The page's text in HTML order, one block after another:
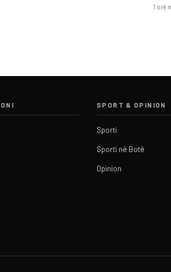
1 orë
SPORT & OPINION
Sporti
Sporti në Botë
Opinion